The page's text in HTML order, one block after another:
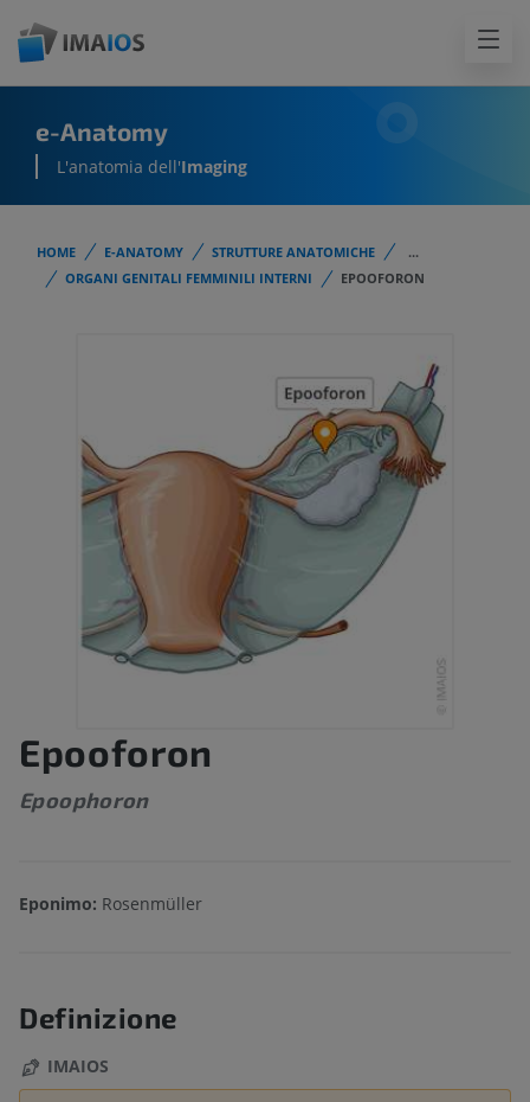
e-Anatomy
L'anatomia dell'Imaging
HOME E-ANATOMY STRUTTURE ANATOMICHE
...
ORGANI GENITALI FEMMINILI INTERNI
EPOOFORON
Epooforon
Epoophoron
Eponimo: Rosenmüller
Definizione
IMAIOS